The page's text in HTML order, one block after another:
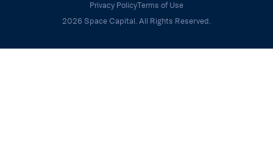
Privacy PolicyTerms of Use
2026 Space Capital. All Rights Reserved.